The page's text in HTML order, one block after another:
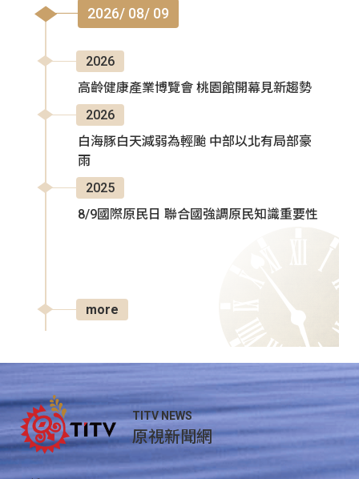
2026/ 08/ 09
2026
高齡健康產業博覽會 桃園館開幕見新趨勢
2026
白海豚白天減弱為輕颱 中部以北有局部豪
雨
2025
8/9國際原民日 聯合國強調原民知識重要性
more
TITV NEWS
原視新聞網